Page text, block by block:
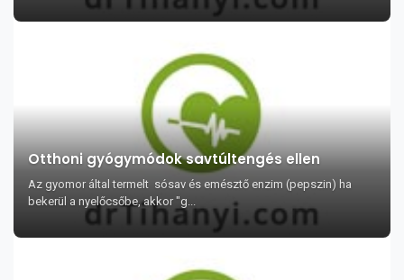
Otthoni gyógymódok savtúltengés ellen
Az gyomor által termelt sósav és emésztő enzim (pepszin) ha
bekerül a nyelőcsőbe, akkor "g...